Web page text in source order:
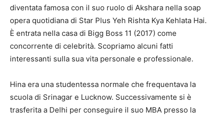
diventata famosa con il suo ruolo di Akshara nella soap
opera quotidiana di Star Plus Yeh Rishta Kya Kehlata Hai.
È entrata nella casa di Bigg Boss 11 (2017) come
concorrente di celebrità. Scopriamo alcuni fatti
interessanti sulla sua vita personale e professionale.
Hina era una studentessa normale che frequentava la
scuola di Srinagar e Lucknow. Successivamente si è
trasferita a Delhi per conseguire il suo MBA presso la